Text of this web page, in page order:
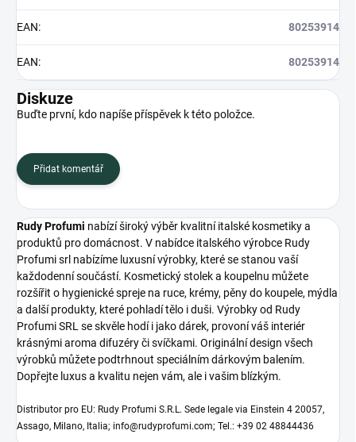
EAN: 80253914
EAN: 80253914
Diskuze
Buďte první, kdo napíše příspěvek k této položce.
Přidat komentář
Rudy Profumi nabízí široký výběr kvalitní italské kosmetiky a
produktů pro domácnost. V nabídce italského výrobce Rudy
Profumi srl nabízíme luxusní výrobky, které se stanou vaší
každodenní součástí. Kosmetický stolek a koupelnu můžete
rozšířit o hygienické spreje na ruce, krémy, pěny do koupele, mýdla
a další produkty, které pohladí tělo i duši. Výrobky od Rudy
Profumi SRL se skvěle hodí i jako dárek, provoní váš interiér
krásnými aroma difuzéry či svíčkami. Originální design všech
výrobků můžete podtrhnout speciálním dárkovým balením.
Dopřejte luxus a kvalitu nejen vám, ale i vašim blízkým.
Distributor pro EU: Rudy Profumi S.R.L. Sede legale via Einstein 4 20057,
Assago, Milano, Italia; info@rudyprofumi.com; Tel.: +39 02 48844436